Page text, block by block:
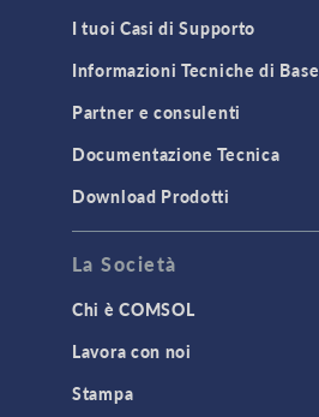
I tuoi Casi di Supporto
Informazioni Tecniche di Base
Partner e consulenti
Documentazione Tecnica
Download Prodotti
La Società
Chi è COMSOL
Lavora con noi
Stampa